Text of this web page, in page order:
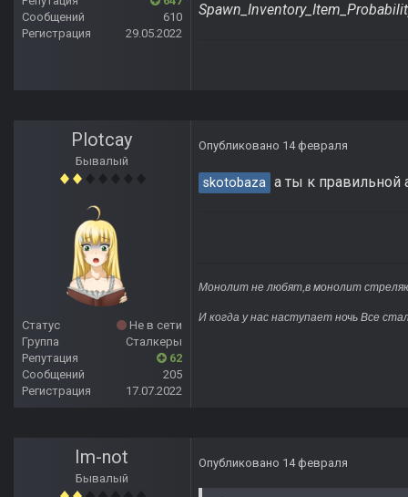
Сообщений
610
Регистрация
29.05.2022
Plotcay
Бывалый
Статус
Не в сети
Группа
Сталкеры
Репутация
62
Сообщений
205
Регистрация
17.07.2022
Опубликовано 14 февраля
skotobaza а ты к правильной
Монолит не любят,в монолит
И когда у нас наступает ночь Все
Im-not
Бывалый
Опубликовано 14 февраля